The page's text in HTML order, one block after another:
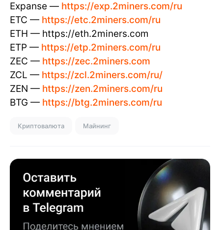
Expanse — https://exp.2miners.com/ru
ETC — https://etc.2miners.com/ru
ETH — https://eth.2miners.com
ETP — https://etp.2miners.com/ru
ZEC — https://zec.2miners.com
ZCL — https://zcl.2miners.com/ru/
ZEN — https://zen.2miners.com/ru
BTG — https://btg.2miners.com/ru
Криптовалюта Майнинг